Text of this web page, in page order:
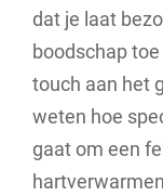
dat je laat
boodschap
touch aan het
weten hoe
gaat om een